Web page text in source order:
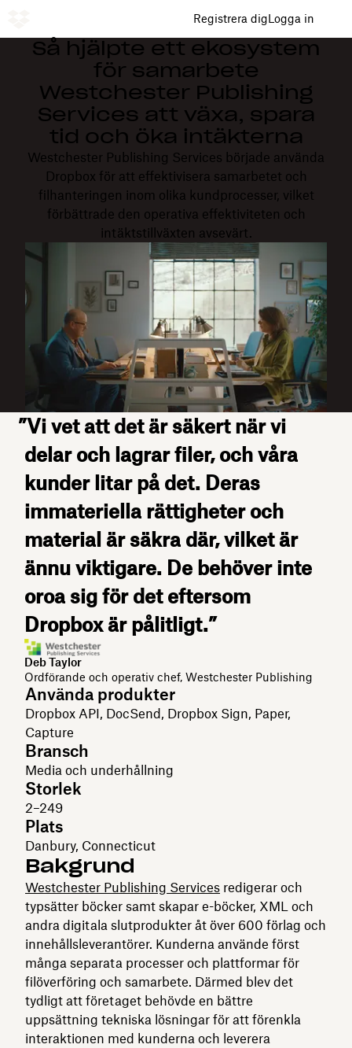
Registrera digLogga in
Så hjälpte ett ekosystem
för samarbete
Westchester Publishing
Services att växa, spara
tid och öka intäkterna
Westchester Publishing Services började använda
Dropbox för att effektivisera samarbetet och
filhanteringen inom olika kundprocesser, vilket
förbättrade den operativa effektiviteten och
intäktstillväxten avsevärt.
”Vi vet att det är säkert när vi
delar och lagrar filer, och våra
kunder litar på det. Deras
immateriella rättigheter och
material är säkra där, vilket är
ännu viktigare. De behöver inte
oroa sig för det eftersom
Dropbox är pålitligt.”
Deb Taylor
Ordförande och operativ chef, Westchester Publishing
Använda produkter
Dropbox API, DocSend, Dropbox Sign, Paper,
Capture
Bransch
Media och underhållning
Storlek
2–249
Plats
Danbury, Connecticut
Bakgrund
Westchester Publishing Services redigerar och
typsätter böcker samt skapar e-böcker, XML och
andra digitala slutprodukter åt över 600 förlag och
innehållsleverantörer. Kunderna använde först
många separata processer och plattformar för
filöverföring och samarbete. Därmed blev det
tydligt att företaget behövde en bättre
uppsättning tekniska lösningar för att förenkla
interaktionen med kunderna och leverera